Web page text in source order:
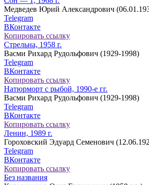
Медведев Юрий Александрович
Telegram
ВКонтакте
Копировать ссылку
Стрельна, 1958 г.
Васми Рихард Рудольфович (1929-1998)
Telegram
ВКонтакте
Копировать ссылку
Натюрморт с рыбой, 1990-е гг.
Васми Рихард Рудольфович (1929-1998)
Telegram
ВКонтакте
Копировать ссылку
Ленин, 1989 г.
Гороховский Эдуард Семенович
Telegram
ВКонтакте
Копировать ссылку
Без названия